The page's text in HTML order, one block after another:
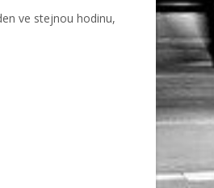
ve stejnou hodinu,